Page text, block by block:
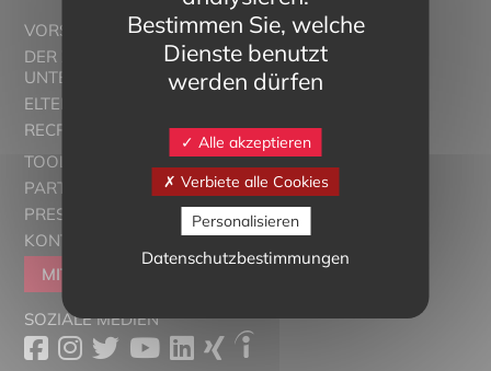
VORSTELLUNG
DER ZWEISPRACHIGE
UNTERRICHT
ELTERN ALSACE - EUROSTAGES
RECRUTORRS
TOOLBOX
PARTNER
PRESSESCHAU
KONTAKT
MITGLIEDER WERDEN
SOZIALE MEDIEN
Bestimmen Sie, welche
Dienste benutzt
werden dürfen
Alle akzeptieren
Verbiete alle Cookies
Personalisieren
Datenschutzbestimmungen